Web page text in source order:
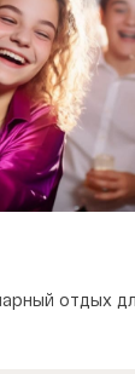
отдых